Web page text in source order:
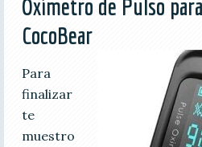
Oxímetro de Pulso
CocoBear
Para
finalizar
te
muestro